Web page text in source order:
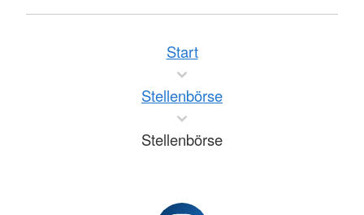
Start
Stellenbörse
Stellenbörse